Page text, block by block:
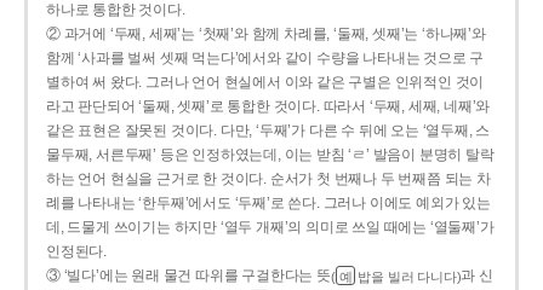
하나로 통합한 것이다.
② 과거에 ‘두째, 세째’는 ‘첫째’와 함께 차례를, ‘둘째, 셋째’는 ‘하나째’와
함께 ‘사과를 벌써 셋째 먹는다’에서와 같이 수량을 나타내는 것으로 구
별하여 써 왔다. 그러나 언어 현실에서 이와 같은 구별은 인위적인 것이
라고 판단되어 ‘둘째, 셋째’로 통합한 것이다. 따라서 ‘두째, 세째, 네째’와
같은 표현은 잘못된 것이다. 다만, ‘두째’가 다른 수 뒤에 오는 ‘열두째, 스
물두째, 서른두째’ 등은 인정하였는데, 이는 받침 ‘ㄹ’ 발음이 분명히 탈락
하는 언어 현실을 근거로 한 것이다. 순서가 첫 번째나 두 번째쯤 되는 차
례를 나타내는 ‘한두째’에서도 ‘두째’로 쓴다. 그러나 이에도 예외가 있는
데, 드물게 쓰이기는 하지만 ‘열두 개째’의 의미로 쓰일 때에는 ‘열둘째’가
인정된다.
③ ‘빌다’에는 원래 물건 따위를 구걸한다는 뜻( 예 밥을 빌러 다니다)과 신